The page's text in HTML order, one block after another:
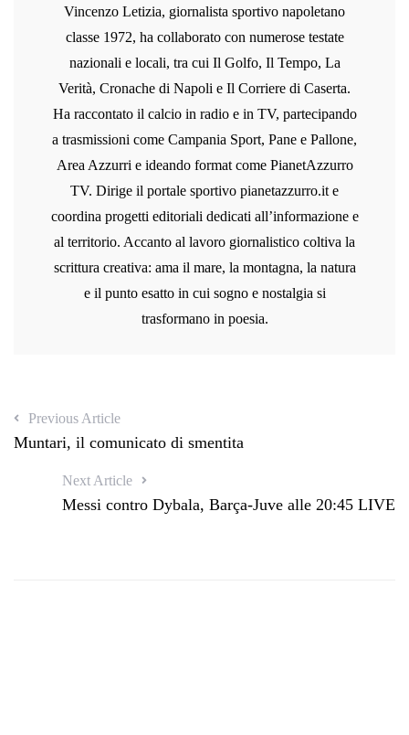
Vincenzo Letizia, giornalista sportivo napoletano
classe 1972, ha collaborato con numerose testate
nazionali e locali, tra cui Il Golfo, Il Tempo, La
Verità, Cronache di Napoli e Il Corriere di Caserta.
Ha raccontato il calcio in radio e in TV, partecipando
a trasmissioni come Campania Sport, Pane e Pallone,
Area Azzurri e ideando format come PianetAzzurro
TV. Dirige il portale sportivo pianetazzurro.it e
coordina progetti editoriali dedicati all’informazione e
al territorio. Accanto al lavoro giornalistico coltiva la
scrittura creativa: ama il mare, la montagna, la natura
e il punto esatto in cui sogno e nostalgia si
trasformano in poesia.
Previous Article
Muntari, il comunicato di smentita
Next Article
Messi contro Dybala, Barça-Juve alle 20:45 LIVE